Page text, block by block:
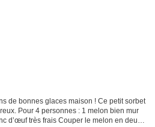
de bonnes glaces maison ! Ce petit sorbet
Pour 4 personnes : 1 melon bien mur
d’œuf très frais Couper le melon en deux